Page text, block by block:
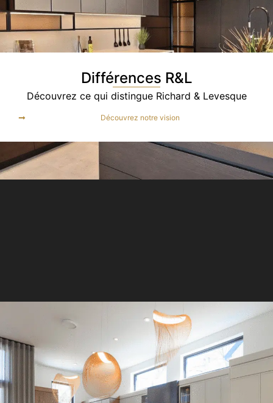
Différences R&L
Découvrez ce qui distingue Richard & Levesque
Découvrez notre vision